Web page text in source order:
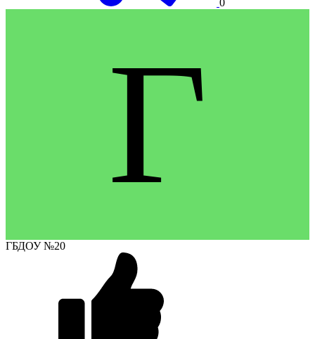
0
Г
ГБДОУ №20